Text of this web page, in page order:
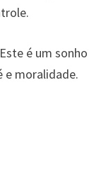
é um sonho
e moralidade.